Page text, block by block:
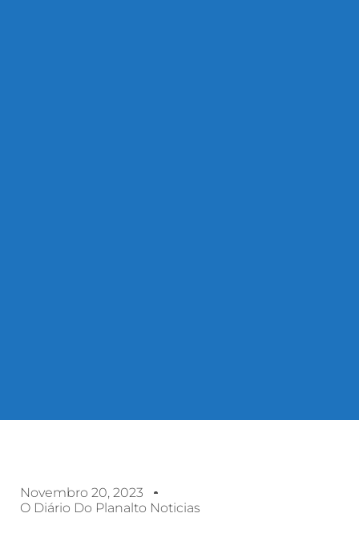
Novembro 20, 2023
O Diário Do Planalto Noticias